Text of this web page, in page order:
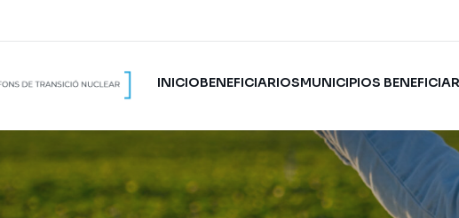
INICIOBENEFICIARIOSMUNICIPIOS